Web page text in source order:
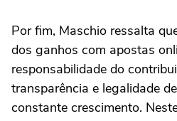
Por fim, Maschio ressalta
dos ganhos com apostas
responsabilidade do
transparência e legalidade
constante crescimento.